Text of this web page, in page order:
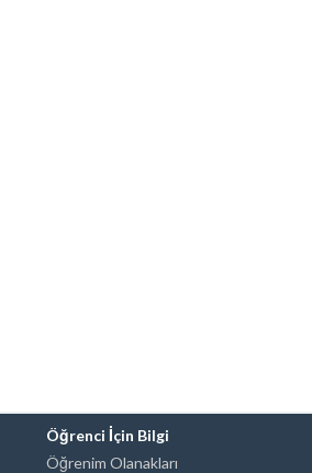
Öğrenci İçin Bilgi
Öğrenim Olanakları